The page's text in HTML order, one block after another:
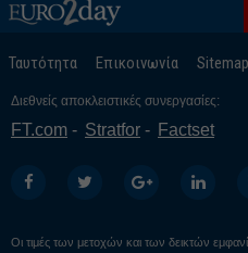
Ταυτότητα Επικοινωνία Sitemap
Διεθνείς αποκλειστικές συνεργασίες:
FT.com Stratfor Factset
Οι τιμές των μετοχών και των δεικτών